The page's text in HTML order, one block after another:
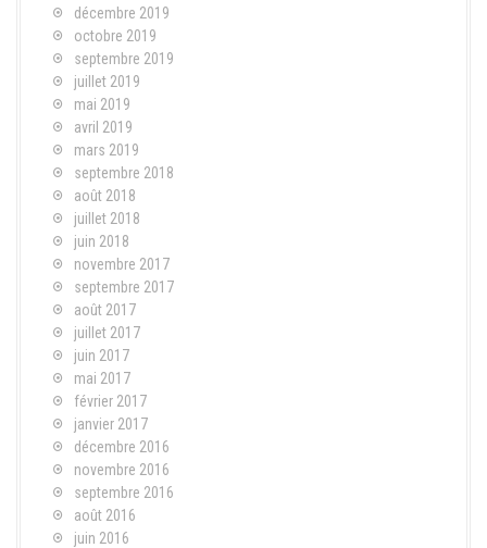
décembre 2019
octobre 2019
septembre 2019
juillet 2019
mai 2019
avril 2019
mars 2019
septembre 2018
août 2018
juillet 2018
juin 2018
novembre 2017
septembre 2017
août 2017
juillet 2017
juin 2017
mai 2017
février 2017
janvier 2017
décembre 2016
novembre 2016
septembre 2016
août 2016
juin 2016